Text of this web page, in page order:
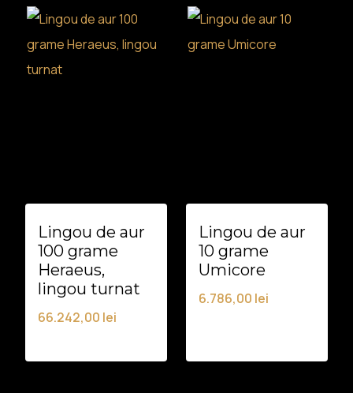
Lingou de aur
100 grame
Heraeus,
lingou turnat
66.242,00 lei
Lingou de aur
10 grame
Umicore
6.786,00 lei